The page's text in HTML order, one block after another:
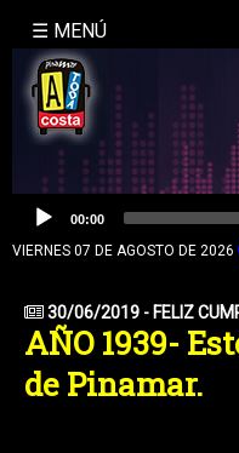
INICIO
NOSOTROS
LA
MOLE
BUSQUEDA
CONTACTO
☰ MENÚ
Reproductor
audio
00:00
VIERNES 07 DE AGOSTO DE 2026
30/06/2019 - FELIZ
AÑO 1939-
de Pinamar.